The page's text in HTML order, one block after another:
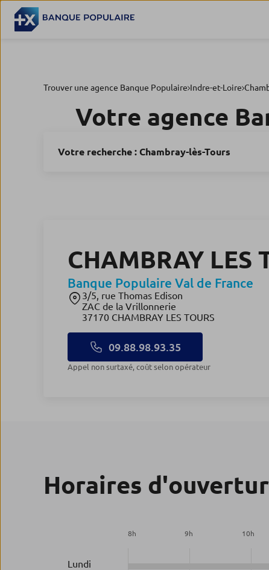
Trouver une agence Banque Populaire Indre-et-Loire
Votre agence
Votre recherche : Chambray-lès-Tours
CHAMBRAY LES
Banque Populaire Val de France
3/5, rue Thomas Edison
ZAC de la Vrillonnerie
37170 CHAMBRAY LES TOURS
09.88.98.93.35
appel non surtaxé, coût selon opérateur
Horaires
8h 9h 10h
Lundi